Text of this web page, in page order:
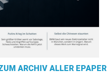
ARCHIV ALLER EPAPER